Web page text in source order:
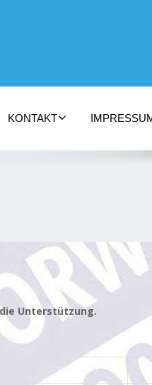
KONTAKT
Unterstützung.